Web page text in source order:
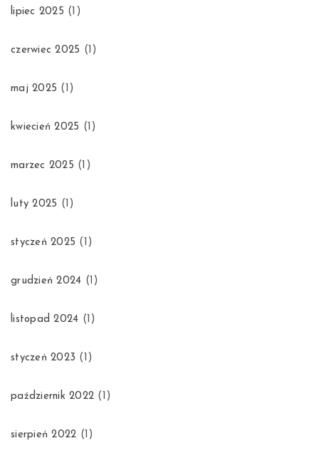
lipiec 2025 (1)
czerwiec 2025 (1)
maj 2025 (1)
kwiecień 2025 (1)
marzec 2025 (1)
luty 2025 (1)
styczeń 2025 (1)
grudzień 2024 (1)
listopad 2024 (1)
styczeń 2023 (1)
październik 2022 (1)
sierpień 2022 (1)